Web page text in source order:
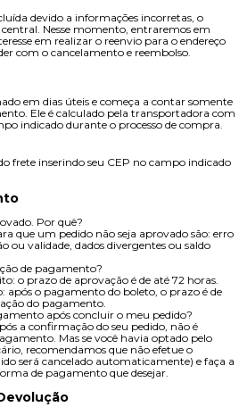
devido a informações incorretas, o
Nesse momento, entraremos em
em realizar o reenvio para o endereço
com o cancelamento e reembolso.
em dias úteis e começa a contar somente
Ele é calculado pela transportadora com
indicado durante o processo de compra.
frete inserindo seu CEP no campo indicado
Por quê?
que um pedido não seja aprovado são: erro
ou validade, dados divergentes ou saldo
de pagamento?
o prazo de aprovação é de até 72 horas.
após o pagamento do boleto, o prazo é de
do pagamento.
após concluir o meu pedido?
a confirmação do seu pedido, não é
Mas se você havia optado pelo
recomendamos que não efetue o
será cancelado automaticamente) e faça a
de pagamento que desejar.